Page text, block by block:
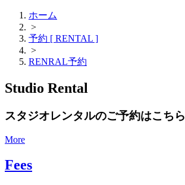
ホーム
>
予約 [ RENTAL ]
>
RENRAL予約
Studio Rental
スタジオレンタルのご予約はこちら
More
Fees